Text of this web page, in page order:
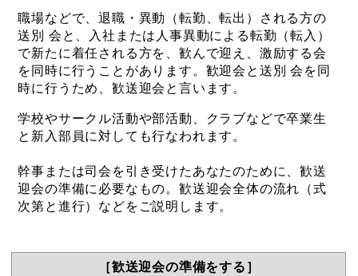
職場などで、退職・異動（転勤、転出）される方の
送別 会と、入社または人事異動による転勤（転入）
で新たに着任される方を、歓んで迎え、激励する会
を同時に行うことがあります。歓迎会と送別 会を同
時に行うため、歓送迎会と言います。
学校やサークル活動や部活動、クラブなどで卒業生
と新入部員に対しても行なわれます。
幹事または司会を引き受けたあなたのために、歓送
迎会の準備に必要なもの。歓送迎会全体の流れ（式
次第と進行）などをご説明します。
［歓送迎会の準備をする］